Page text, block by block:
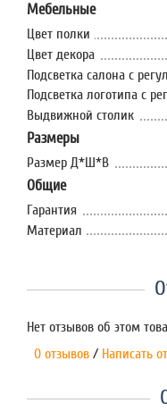
Мебельные
Цвет полки
Цвет декора
Подсветка салона с
Подсветка логотипа с
Выдвижной столик
Размеры
Размер Д*Ш*В
Общие
Гарантия
Материал
Нет отзывов об этом
0 отзывов / Написать